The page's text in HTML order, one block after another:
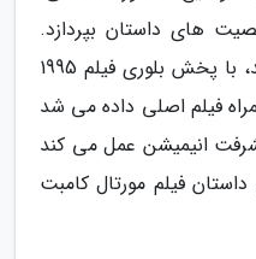
های داستان بپردازد.
این فیلم که سال ها منتشر نشد، با پخش بلوری فیلم 1995
در سال 2011 به همراه فیلم اصلی داده می شد
انیمیشن عمل می کند
فیلم مورتال کامبت